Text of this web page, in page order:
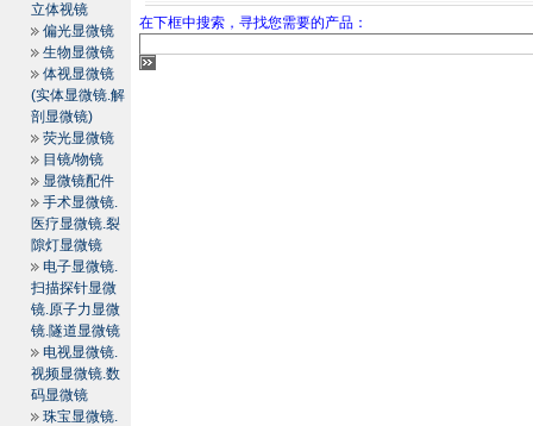
立体视镜
偏光显微镜
生物显微镜
体视显微镜
(实体显微镜.解
剖显微镜)
荧光显微镜
目镜/物镜
显微镜配件
手术显微镜.
医疗显微镜.裂
隙灯显微镜
电子显微镜.
扫描探针显微
镜.原子力显微
镜.隧道显微镜
电视显微镜.
视频显微镜.数
码显微镜
珠宝显微镜.
在下框中搜索，寻找您需要的产品：